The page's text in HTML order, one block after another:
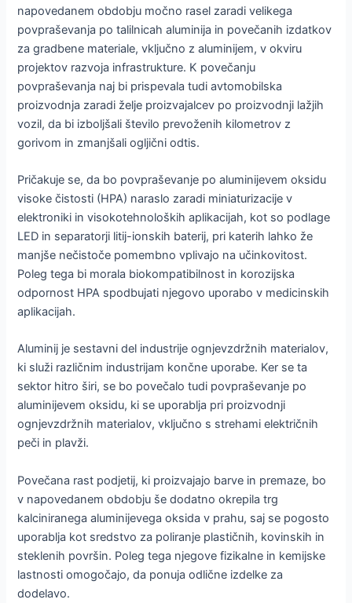
napovedanem obdobju močno rasel zaradi velikega
povpraševanja po talilnicah aluminija in povečanih izdatkov
za gradbene materiale, vključno z aluminijem, v okviru
projektov razvoja infrastrukture. K povečanju
povpraševanja naj bi prispevala tudi avtomobilska
proizvodnja zaradi želje proizvajalcev po proizvodnji lažjih
vozil, da bi izboljšali število prevoženih kilometrov z
gorivom in zmanjšali ogljični odtis.
Pričakuje se, da bo povpraševanje po aluminijevem oksidu
visoke čistosti (HPA) naraslo zaradi miniaturizacije v
elektroniki in visokotehnoloških aplikacijah, kot so podlage
LED in separatorji litij-ionskih baterij, pri katerih lahko že
manjše nečistoče pomembno vplivajo na učinkovitost.
Poleg tega bi morala biokompatibilnost in korozijska
odpornost HPA spodbujati njegovo uporabo v medicinskih
aplikacijah.
Aluminij je sestavni del industrije ognjevzdržnih materialov,
ki služi različnim industrijam končne uporabe. Ker se ta
sektor hitro širi, se bo povečalo tudi povpraševanje po
aluminijevem oksidu, ki se uporablja pri proizvodnji
ognjevzdržnih materialov, vključno s strehami električnih
peči in plavži.
Povečana rast podjetij, ki proizvajajo barve in premaze, bo
v napovedanem obdobju še dodatno okrepila trg
kalciniranega aluminijevega oksida v prahu, saj se pogosto
uporablja kot sredstvo za poliranje plastičnih, kovinskih in
steklenih površin. Poleg tega njegove fizikalne in kemijske
lastnosti omogočajo, da ponuja odlične izdelke za
dodelavo.